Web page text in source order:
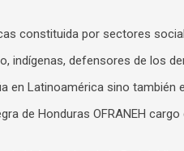
constituida por sectores
indígenas, defensores de los
en Latinoamérica sino también
de Honduras OFRANEH